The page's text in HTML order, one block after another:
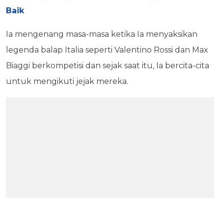
Baik
Ia mengenang masa-masa ketika Ia menyaksikan
legenda balap Italia seperti Valentino Rossi dan Max
Biaggi berkompetisi dan sejak saat itu, Ia bercita-cita
untuk mengikuti jejak mereka.